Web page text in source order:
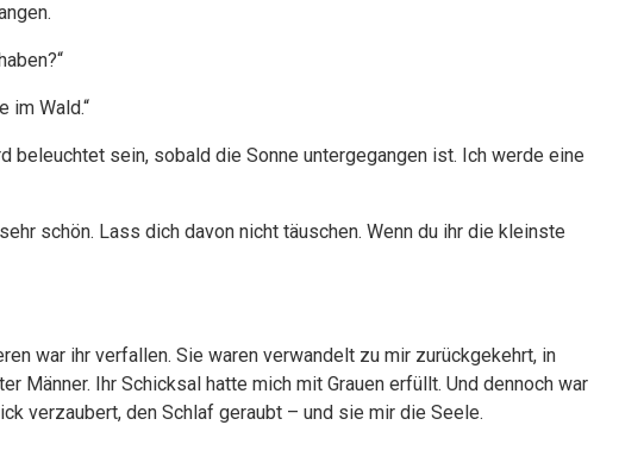
im Wald.“
beleuchtet sein, sobald die Sonne untergegangen ist. Ich werde eine
schön. Lass dich davon nicht täuschen. Wenn du ihr die kleinste
war ihr verfallen. Sie waren verwandelt zu mir zurückgekehrt, in
Männer. Ihr Schicksal hatte mich mit Grauen erfüllt. Und dennoch war
verzaubert, den Schlaf geraubt – und sie mir die Seele.